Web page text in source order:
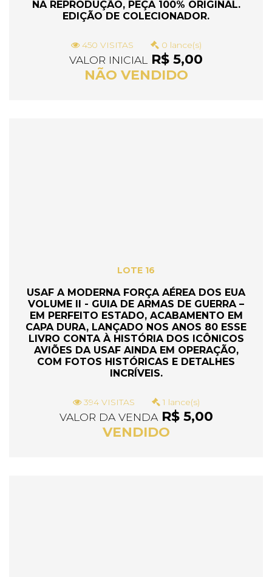
NA REPRODUÇÃO, PEÇA 100% ORIGINAL.
EDIÇÃO DE COLECIONADOR.
450 VISITAS 0 lance(s)
VALOR INICIAL
R$ 5,00
NÃO VENDIDO
LOTE 16
USAF A MODERNA FORÇA AÉREA DOS EUA
VOLUME II - GUIA DE ARMAS DE GUERRA –
EM PERFEITO ESTADO, ACABAMENTO EM
CAPA DURA, LANÇADO NOS ANOS 80 ESSE
LIVRO CONTA À HISTÓRIA DOS ICÔNICOS
AVIÕES DA USAF AINDA EM OPERAÇÃO,
COM FOTOS HISTÓRICAS E DETALHES
INCRÍVEIS.
394 VISITAS 1 lance(s)
VALOR DA VENDAR$ 5,00
VENDIDO